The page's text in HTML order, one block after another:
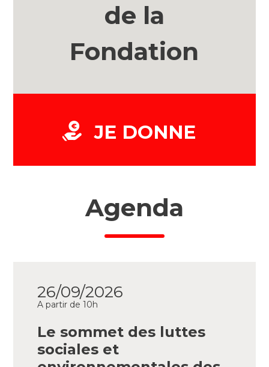
de la
Fondation
JE DONNE
Agenda
26/09/2026
A partir de 10h
Le sommet des luttes
sociales et